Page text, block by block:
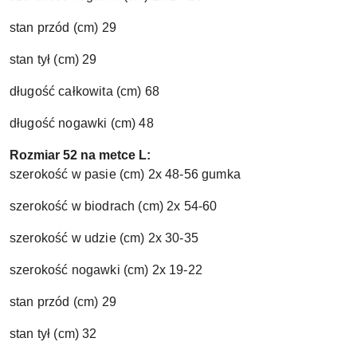
stan przód (cm) 29
stan tył (cm) 29
długość całkowita (cm) 68
długość nogawki (cm) 48
Rozmiar 52 na metce L:
szerokość w pasie (cm) 2x 48-56 gumka
szerokość w biodrach (cm) 2x 54-60
szerokość w udzie (cm) 2x 30-35
szerokość nogawki (cm) 2x 19-22
stan przód (cm) 29
stan tył (cm) 32